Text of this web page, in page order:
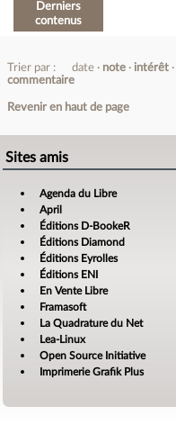
Derniers
contenus
Trier par : date note intérêt
commentaire
Revenir en haut de page
Sites amis
Agenda du Libre
April
Éditions D-BookeR
Éditions Diamond
Éditions Eyrolles
Éditions ENI
En Vente Libre
Framasoft
La Quadrature du Net
Lea-Linux
Open Source Initiative
Imprimerie Grafik Plus